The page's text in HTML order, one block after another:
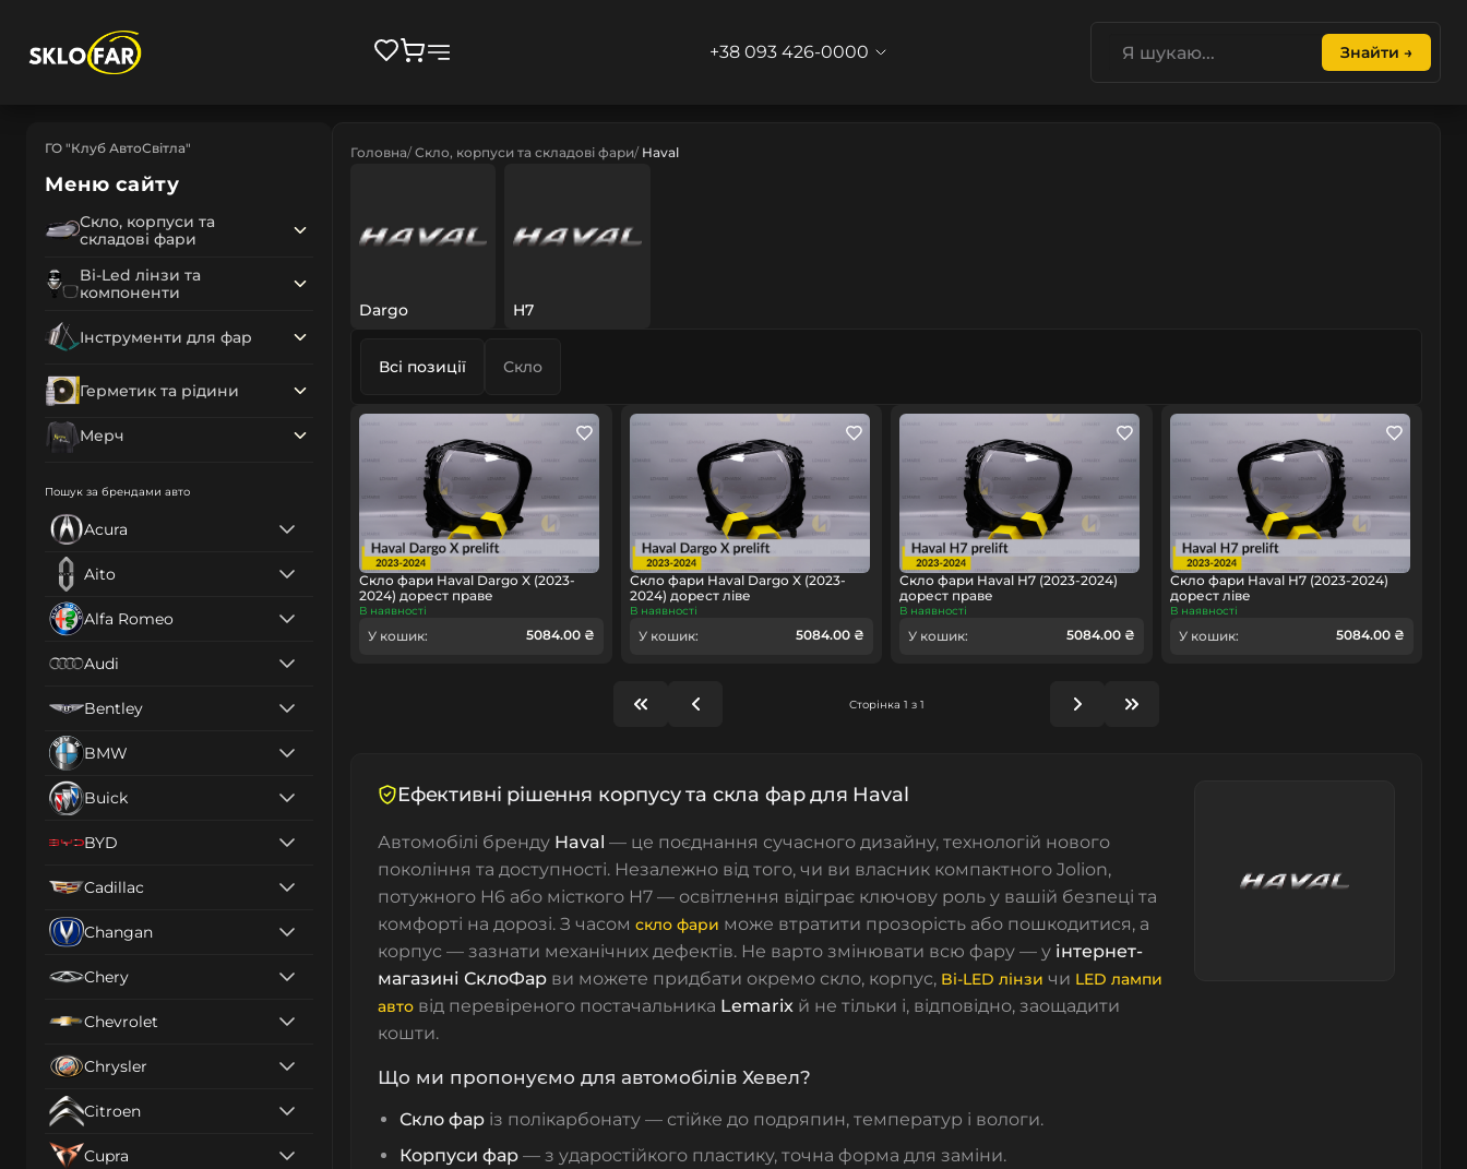
+38 093 426-0000 Знайти →
ГО "Клуб АвтоСвітла"
Меню сайту
Скло, корпуси та
складові фари
Bi-Led лінзи та
компоненти
Інструменти для фар
Герметик та рідини
Мерч
Пошук за брендами авто
Acura
Aito
Alfa Romeo
Audi
Bentley
BMW
Buick
BYD
Cadillac
Changan
Chery
Chevrolet
Chrysler
Citroen
Cupra
Головна Скло, корпуси та складові фари Haval
Dargo H7
Всі позиції Скло
Скло фари Haval Dargo X (2023-
2024) дорест праве
В наявності
У кошик: 5084.00 ₴
Скло фари Haval Dargo X (2023-
2024) дорест ліве
В наявності
У кошик: 5084.00 ₴
Скло фари Haval H7 (2023-2024)
дорест праве
В наявності
У кошик: 5084.00 ₴
Скло фари Haval H7 (2023-2024)
дорест ліве
В наявності
У кошик: 5084.00 ₴
Сторінка 1 з 1
Ефективні рішення корпусу та скла фар для Haval
Автомобілі бренду Haval — це поєднання сучасного дизайну, технологій нового
покоління та доступності. Незалежно від того, чи ви власник компактного Jolion,
потужного H6 або місткого H7 — освітлення відіграє ключову роль у вашій безпеці та
комфорті на дорозі. З часом скло фари може втратити прозорість або пошкодитися, а
корпус — зазнати механічних дефектів. Не варто змінювати всю фару — у інтернет-
магазині СклоФар ви можете придбати окремо скло, корпус, Bi-LED лінзи чи LED лампи
авто від перевіреного постачальника Lemarix й не тільки і, відповідно, заощадити
кошти.
Що ми пропонуємо для автомобілів Хевел?
Скло фар із полікарбонату — стійке до подряпин, температур і вологи.
Корпуси фар — з ударостійкого пластику, точна форма для заміни.